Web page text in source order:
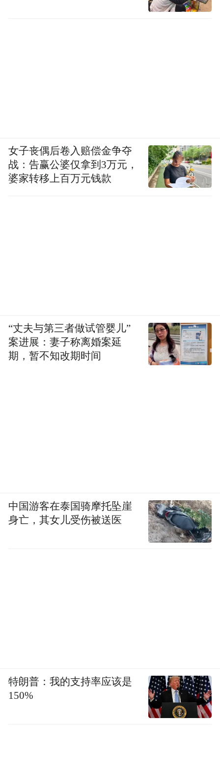
女子丧偶后卷入赔偿金争夺
战：告赢公婆仅拿到3万元，
婆家转移上百万元钱款
“丈夫与第三者做试管婴儿”
案进展：妻子称离婚案延
期，暂不知改期时间
中国游客在泰国骑摩托坠崖
身亡，其女儿受伤被送医
特朗普：我的支持率应该是
150%